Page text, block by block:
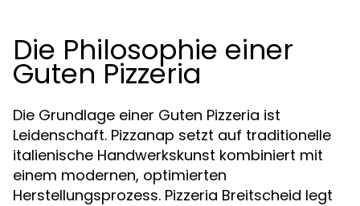
Die Philosophie einer
Guten Pizzeria
Die Grundlage einer Guten Pizzeria ist
Leidenschaft. Pizzanap setzt auf traditionelle
italienische Handwerkskunst kombiniert mit
einem modernen, optimierten
Herstellungsprozess. Pizzeria Breitscheid legt